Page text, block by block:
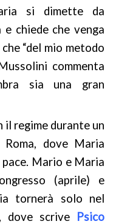
si dimette da
chiede che venga
“del mio metodo
commenta
sia una gran
regime durante un
dove Maria
Mario e Maria
(aprile) e
tornerà solo nel
dove scrive Psico